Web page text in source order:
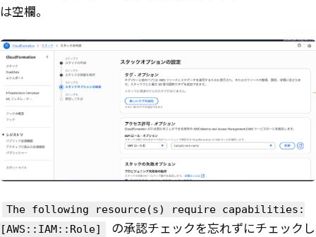
は空欄。
The following resource(s) require capabilities:
[AWS::IAM::Role]
の承認チェックを忘れずにチェックし